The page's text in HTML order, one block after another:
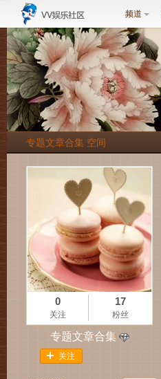
频道
专题文章合集 空间
0
关注
17
粉丝
专题文章合集
关注